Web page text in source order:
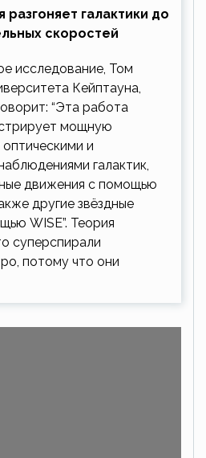
разгоняет галактики до
скоростей
исследование, Том
Кейптауна,
“Эта работа
мощную
и
галактик,
движения с помощью
другие звёздные
WISE”. Теория
суперспирали
потому что они